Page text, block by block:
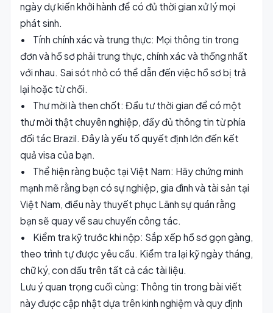
ngày dự kiến khởi hành để có đủ thời gian xử lý mọi
phát sinh.
• Tính chính xác và trung thực: Mọi thông tin trong
đơn và hồ sơ phải trung thực, chính xác và thống nhất
với nhau. Sai sót nhỏ có thể dẫn đến việc hồ sơ bị trả
lại hoặc từ chối.
• Thư mời là then chốt: Đầu tư thời gian để có một
thư mời thật chuyên nghiệp, đầy đủ thông tin từ phía
đối tác Brazil. Đây là yếu tố quyết định lớn đến kết
quả visa của bạn.
• Thể hiện ràng buộc tại Việt Nam: Hãy chứng minh
mạnh mẽ rằng bạn có sự nghiệp, gia đình và tài sản tại
Việt Nam, điều này thuyết phục Lãnh sự quán rằng
bạn sẽ quay về sau chuyến công tác.
• Kiểm tra kỹ trước khi nộp: Sắp xếp hồ sơ gọn gàng,
theo trình tự được yêu cầu. Kiểm tra lại kỹ ngày tháng,
chữ ký, con dấu trên tất cả các tài liệu.
Lưu ý quan trọng cuối cùng: Thông tin trong bài viết
này được cập nhật dựa trên kinh nghiệm và quy định